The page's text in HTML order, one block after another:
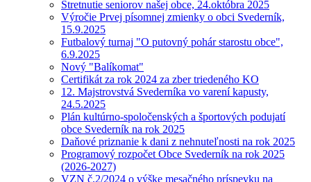
Stretnutie seniorov našej obce, 24.októbra 2025
Výročie Prvej písomnej zmienky o obci Svederník,
15.9.2025
Futbalový turnaj "O putovný pohár starostu obce",
6.9.2025
Nový "Balíkomat"
Certifikát za rok 2024 za zber triedeného KO
12. Majstrovstvá Svederníka vo varení kapusty,
24.5.2025
Plán kultúrno-spoločenských a športových podujatí
obce Svederník na rok 2025
Daňové priznanie k dani z nehnuteľnosti na rok 2025
Programový rozpočet Obce Svederník na rok 2025
(2026-2027)
VZN č.2/2024 o výške mesačného príspevku na